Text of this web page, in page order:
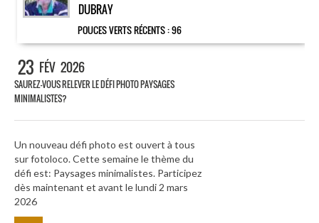
DUBRAY
POUCES VERTS RÉCENTS :96
23 FÉV 2026
SAUREZ-VOUS RELEVER LE DÉFI PHOTO PAYSAGES
MINIMALISTES?
Un nouveau défi photo est ouvert à tous
sur fotoloco. Cette semaine le thème du
défi est: Paysages minimalistes. Participez
dès maintenant et avant le lundi 2 mars
2026